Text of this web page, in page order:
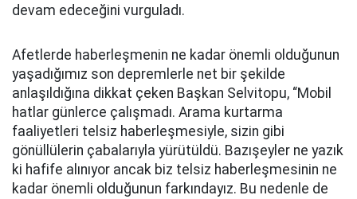
devam edeceğini vurguladı.
Afetlerde haberleşmenin ne kadar önemli olduğunun
yaşadığımız son depremlerle net bir şekilde
anlaşıldığına dikkat çeken Başkan Selvitopu, “Mobil
hatlar günlerce çalışmadı. Arama kurtarma
faaliyetleri telsiz haberleşmesiyle, sizin gibi
gönüllülerin çabalarıyla yürütüldü. Bazışeyler ne yazık
ki hafife alınıyor ancak biz telsiz haberleşmesinin ne
kadar önemli olduğunun farkındayız. Bu nedenle de